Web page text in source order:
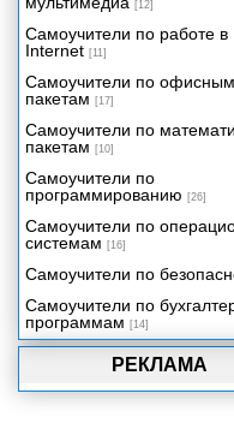
РЕКЛАМА
Приложение Г. Основные
клавиатурные комбинации
Maya.
[12]
Самоучители по работе в
Internet [11]
Самоучители по офисным
пакетам [17]
Самоучители по
пакетам [10]
Самоучители по
программированию [26]
Самоучители по
системам [16]
Самоучители по
Самоучители по
программам [14]